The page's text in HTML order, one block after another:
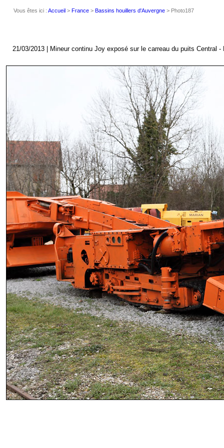
Vous êtes ici : Accueil > France > Bassins houillers d'Auvergne > Photo187
21/03/2013 | Mineur continu Joy exposé sur le carreau du puits Central -